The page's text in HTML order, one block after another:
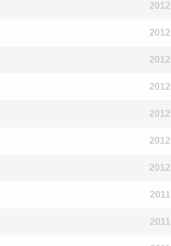
2012
2012
2012
2012
2012
2012
2012
2011
2011